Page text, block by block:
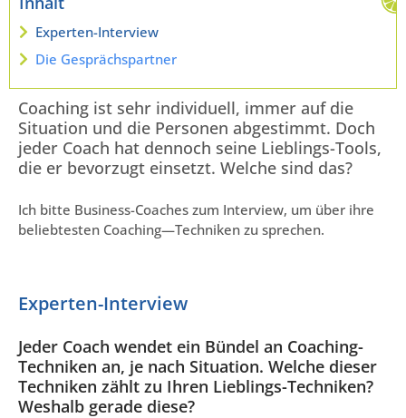
Experten-Interview
Die Gesprächspartner
Coaching ist sehr individuell, immer auf die
Situation und die Personen abgestimmt. Doch
jeder Coach hat dennoch seine Lieblings-Tools,
die er bevorzugt einsetzt. Welche sind das?
Ich bitte Business-Coaches zum Interview, um über ihre
beliebtesten Coaching—Techniken zu sprechen.
Experten-Interview
Jeder Coach wendet ein Bündel an Coaching-
Techniken an, je nach Situation. Welche dieser
Techniken zählt zu Ihren Lieblings-Techniken?
Weshalb gerade diese?